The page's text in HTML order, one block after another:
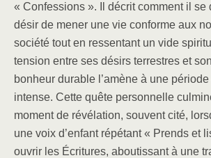
« Confessions ». Il décrit comment il se
désir de mener une vie conforme aux
société tout en ressentant un vide
tension entre ses désirs terrestres et
bonheur durable l’amène à une
intense. Cette quête personnelle
moment de révélation, souvent cité,
une voix d’enfant répétant « Prends et
ouvrir les Écritures, aboutissant à une